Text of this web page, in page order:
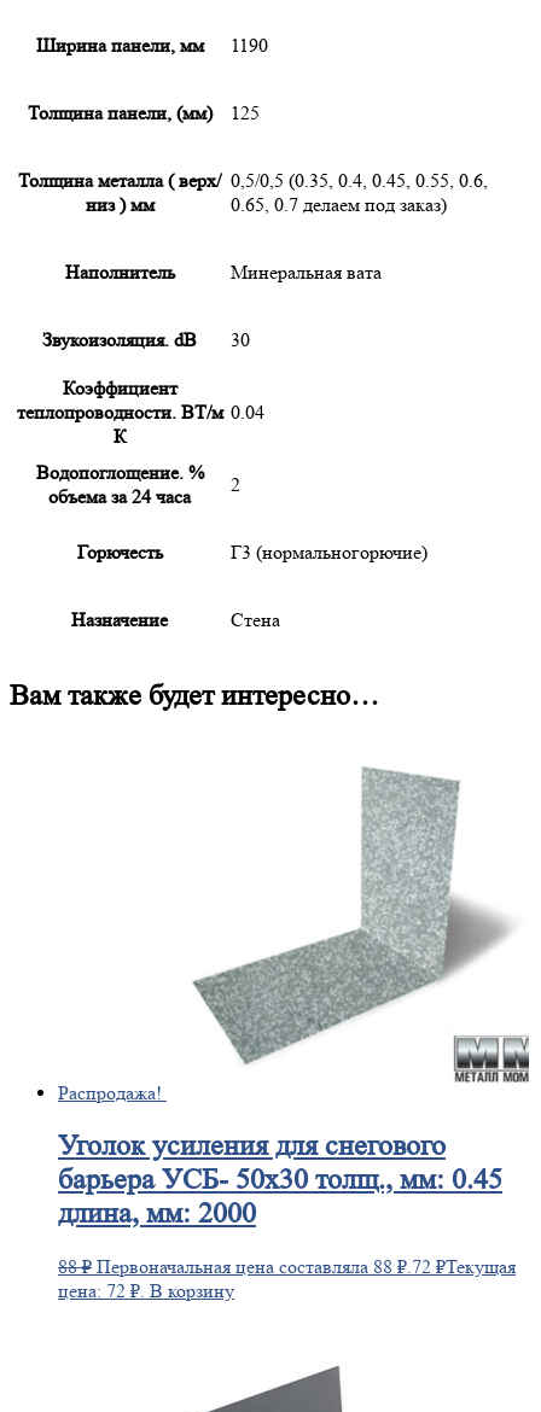
Ширина панели, мм 1190
Толщина панели, (мм) 125
Толщина металла ( верх/
низ ) мм
0,5/0,5 (0.35, 0.4, 0.45, 0.55, 0.6,
0.65, 0.7 делаем под заказ)
Наполнитель Минеральная вата
Звукоизоляция. dB 30
Коэффициент
теплопроводности. ВТ/м
К
0.04
Водопоглощение. %
объема за 24 часа
2
Горючесть Г3 (нормальногорючие)
Назначение Стена
Вам также будет интересно…
Распродажа!
Уголокусиления для снегового
барьера УСБ- 50х30 толщ., мм: 0.45
длина, мм: 2000
88₽ Первоначальная цена составляла 88 ₽. 72 ₽Текущая
цена: 72 ₽. В корзину